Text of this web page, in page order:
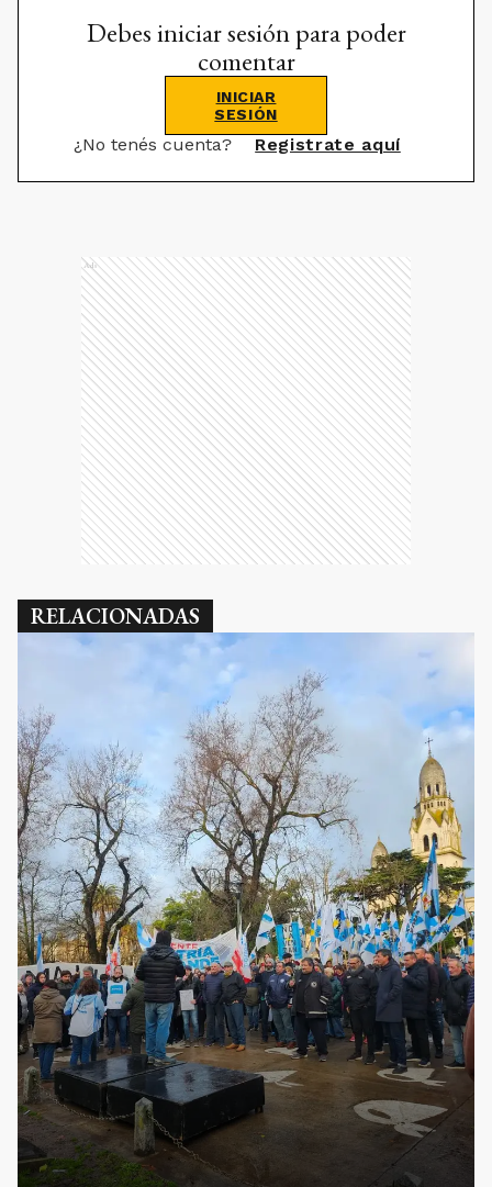
Debes iniciar sesión para poder
comentar
INICIAR
SESIÓN
¿No tenés cuenta? Registrate aquí
Ads
RELACIONADAS